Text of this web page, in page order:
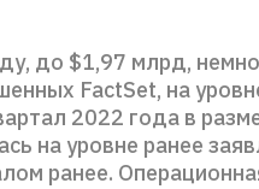
до $1,97 млрд,
FactSet, на
2022 года в
на уровне ранее
ранее.